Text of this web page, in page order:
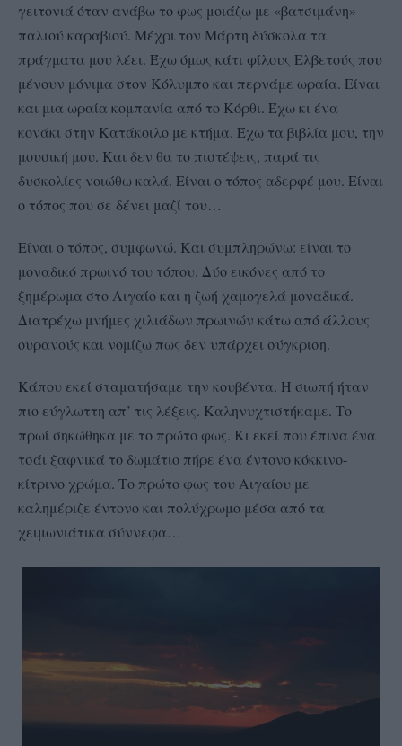
γειτονιά όταν ανάβω το φως μοιάζω με «βατσιμάνη»
παλιού καραβιού. Μέχρι τον Μάρτη δύσκολα τα
πράγματα μου λέει. Έχω όμως κάτι φίλους Ελβετούς που
μένουν μόνιμα στον Κόλυμπο και περνάμε ωραία. Είναι
και μια ωραία κομπανία από το Κόρθι. Έχω κι ένα
κονάκι στην Κατάκοιλο με κτήμα. Έχω τα βιβλία μου, την
μουσική μου. Και δεν θα το πιστέψεις, παρά τις
δυσκολίες νοιώθω καλά. Είναι ο τόπος αδερφέ μου. Είναι
ο τόπος που σε δένει μαζί του…
Είναι ο τόπος, συμφωνώ. Και συμπληρώνω: είναι το
μοναδικό πρωινό του τόπου. Δύο εικόνες από το
ξημέρωμα στο Αιγαίο και η ζωή χαμογελά μοναδικά.
Διατρέχω μνήμες χιλιάδων πρωινών κάτω από άλλους
ουρανούς και νομίζω πως δεν υπάρχει σύγκριση.
Κάπου εκεί σταματήσαμε την κουβέντα. Η σιωπή ήταν
πιο εύγλωττη απ’ τις λέξεις. Καληνυχτιστήκαμε. Το
πρωί σηκώθηκα με το πρώτο φως. Κι εκεί που έπινα ένα
τσάι ξαφνικά το δωμάτιο πήρε ένα έντονο κόκκινο-
κίτρινο χρώμα. Το πρώτο φως του Αιγαίου με
καλημέριζε έντονο και πολύχρωμο μέσα από τα
χειμωνιάτικα σύννεφα…